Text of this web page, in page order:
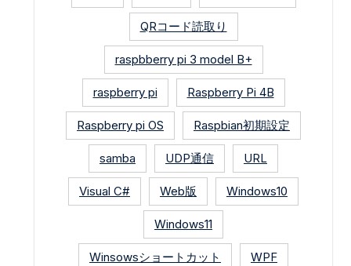
QRコード読取り
raspbberry pi 3 model B+
raspberry pi Raspberry Pi 4B
Raspberry pi OS Raspbian初期設定
samba UDP通信 URL
Visual C# Web版 Windows10
Windows11
Winsowsショートカット WPF